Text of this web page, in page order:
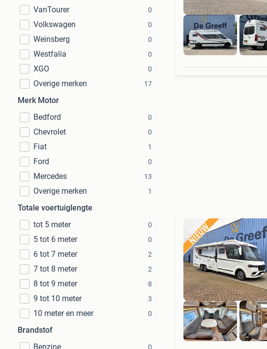
VanTourer 0
Volkswagen 0
Weinsberg 0
Westfalia 0
XGO 0
Overige merken 17
Merk Motor
Bedford
0
Chevrolet 0
Fiat 1
Ford 0
Mercedes 13
Overige merken 1
Totale voertuiglengte
tot 5 meter
0
5 tot 6 meter 0
6 tot 7 meter 2
7 tot 8 meter 2
8 tot 9 meter 8
9 tot 10 meter 3
10 meter en meer 0
Brandstof
Benzine
0